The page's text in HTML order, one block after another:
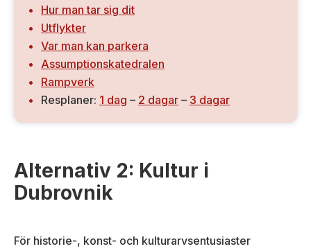
Hur man tar sig dit
Utflykter
Var man kan parkera
Assumptionskatedralen
Rampverk
Resplaner: 1 dag – 2 dagar – 3 dagar
Alternativ 2: Kultur i
Dubrovnik
För historie-, konst- och kulturarvsentusiaster